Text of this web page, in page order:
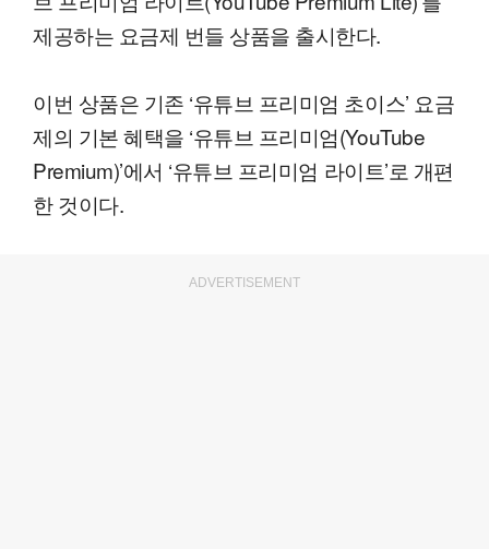
제공하는 요금제 번들 상품을 출시한다.
이번 상품은 기존 ‘유튜브 프리미엄 초이스’ 요금
제의 기본 혜택을 ‘유튜브 프리미엄(YouTube
Premium)’에서 ‘유튜브 프리미엄 라이트’로 개편
한 것이다.
ADVERTISEMENT